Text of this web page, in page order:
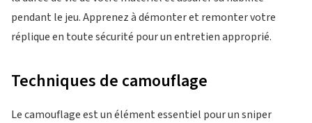
pendant le jeu. Apprenez à démonter et remonter votre
réplique en toute sécurité pour un entretien approprié.
Techniques de camouflage
Le camouflage est un élément essentiel pour un sniper